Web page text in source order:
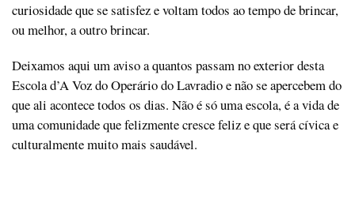
curiosidade que se satisfez e voltam todos ao tempo de brincar,
ou melhor, a outro brincar.
Deixamos aqui um aviso a quantos passam no exterior desta
Escola d’A Voz do Operário do Lavradio e não se apercebem do
que ali acontece todos os dias. Não é só uma escola, é a vida de
uma comunidade que felizmente cresce feliz e que será cívica e
culturalmente muito mais saudável.